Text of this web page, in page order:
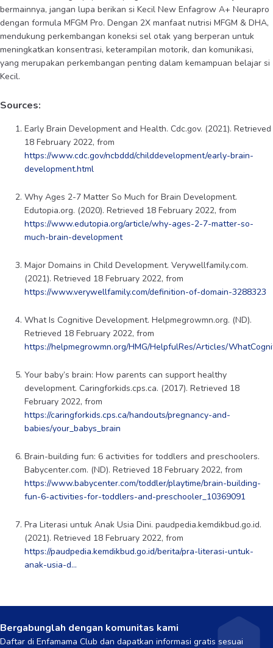
bermainnya, jangan lupa berikan si Kecil New Enfagrow A+ Neurapro
dengan formula MFGM Pro. Dengan 2X manfaat nutrisi MFGM & DHA,
mendukung perkembangan koneksi sel otak yang berperan untuk
meningkatkan konsentrasi, keterampilan motorik, dan komunikasi,
yang merupakan perkembangan penting dalam kemampuan belajar si
Kecil.
Sources:
Early Brain Development and Health. Cdc.gov. (2021). Retrieved
18 February 2022, from
https://www.cdc.gov/ncbddd/childdevelopment/early-brain-
development.html
Why Ages 2-7 Matter So Much for Brain Development.
Edutopia.org. (2020). Retrieved 18 February 2022, from
https://www.edutopia.org/article/why-ages-2-7-matter-so-
much-brain-development
Major Domains in Child Development. Verywellfamily.com.
(2021). Retrieved 18 February 2022, from
https://www.verywellfamily.com/definition-of-domain-3288323
What Is Cognitive Development. Helpmegrowmn.org. (ND).
Retrieved 18 February 2022, from
https://helpmegrowmn.org/HMG/HelpfulRes/Articles/
Your baby’s brain: How parents can support healthy
development. Caringforkids.cps.ca. (2017). Retrieved 18
February 2022, from
https://caringforkids.cps.ca/handouts/pregnancy-and-
babies/your_babys_brain
Brain-building fun: 6 activities for toddlers and preschoolers.
Babycenter.com. (ND). Retrieved 18 February 2022, from
https://www.babycenter.com/toddler/playtime/brain-building-
fun-6-activities-for-toddlers-and-preschooler_10369091
Pra Literasi untuk Anak Usia Dini. paudpedia.kemdikbud.go.id.
(2021). Retrieved 18 February 2022, from
https://paudpedia.kemdikbud.go.id/berita/pra-literasi-untuk-
anak-usia-d…
Bergabunglah dengan komunitas kami
Daftar di Enfamama Club dan dapatkan informasi gratis sesuai